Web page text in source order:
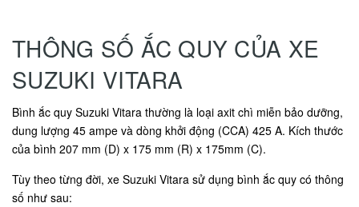
THÔNG SỐ ẮC QUY CỦA XE
SUZUKI VITARA
Bình ắc quy Suzuki Vitara thường là loại axit chì miễn bảo dưỡng,
dung lượng 45 ampe và dòng khởi động (CCA) 425 A. Kích thước
của bình 207 mm (D) x 175 mm (R) x 175mm (C).
Tùy theo từng đời, xe Suzuki Vitara sử dụng bình ắc quy có thông
số như sau: